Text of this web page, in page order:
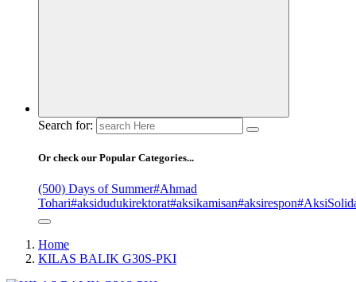
Search for:
Or check our Popular Categories...
(500) Days of Summer#Ahmad
Tohari#aksidudukirektorat#aksikamisan#aksirespon
Home
KILAS BALIK G30S-PKI